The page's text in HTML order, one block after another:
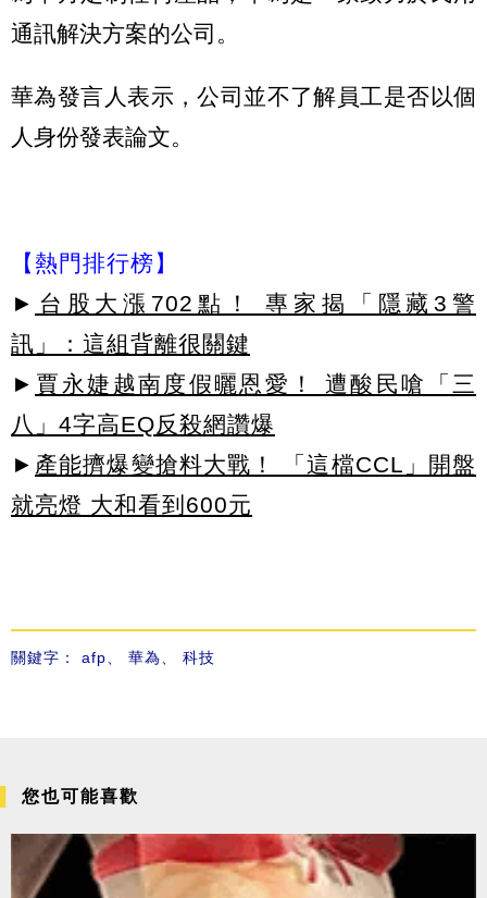
通訊解決方案的公司。
華為發言人表示，公司並不了解員工是否以個
人身份發表論文。
【熱門排行榜】
► 台股大漲702點！ 專家揭「隱藏3警
訊」：這組背離很關鍵
► 賈永婕越南度假曬恩愛！ 遭酸民嗆「三
八」4字高EQ反殺網讚爆
► 產能擠爆變搶料大戰！ 「這檔CCL」開盤
就亮燈 大和看到600元
關鍵字： afp 華為 科技
您也可能喜歡